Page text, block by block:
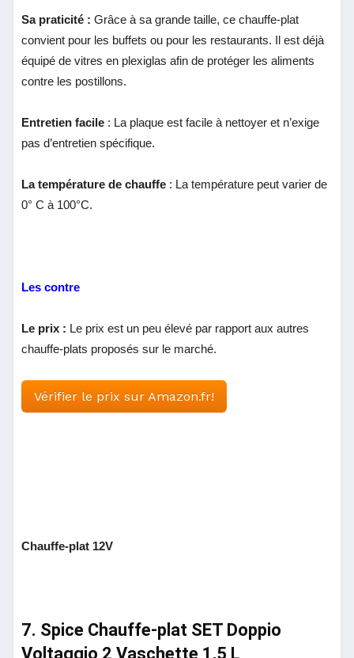
Sa praticité : Grâce à sa grande taille, ce chauffe-plat
convient pour les buffets ou pour les restaurants. Il est déjà
équipé de vitres en plexiglas afin de protéger les aliments
contre les postillons.
Entretien facile : La plaque est facile à nettoyer et n’exige
pas d’entretien spécifique.
La température de chauffe : La température peut varier de
0° C à 100°C.
Les contre
Le prix : Le prix est un peu élevé par rapport aux autres
chauffe-plats proposés sur le marché.
Vérifier le prix sur Amazon.fr!
Chauffe-plat 12V
7. Spice Chauffe-plat SET Doppio
Voltaggio 2 Vaschette 1,5 L